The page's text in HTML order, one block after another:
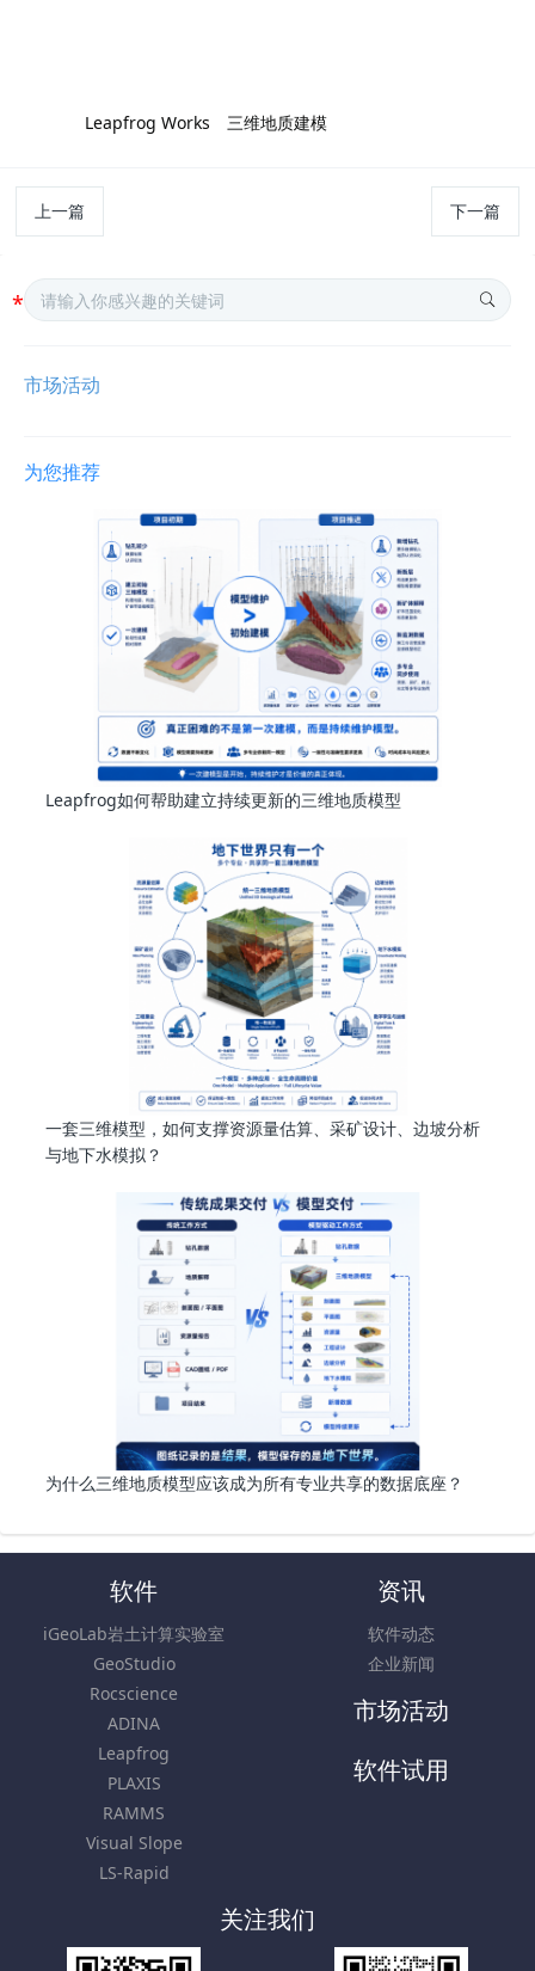
Leapfrog Works 三维地质建模
上一篇 下一篇
市场活动
为您推荐
Leapfrog如何帮助建立持续更新的三维地质模型
一套三维模型，如何支撑资源量估算、采矿设计、边坡分析
与地下水模拟？
为什么三维地质模型应该成为所有专业共享的数据底座？
软件
iGeoLab岩土计算实验室
GeoStudio
Rocscience
ADINA
Leapfrog
PLAXIS
RAMMS
Visual Slope
LS-Rapid
资讯
软件动态
企业新闻
市场活动
软件试用
关注我们